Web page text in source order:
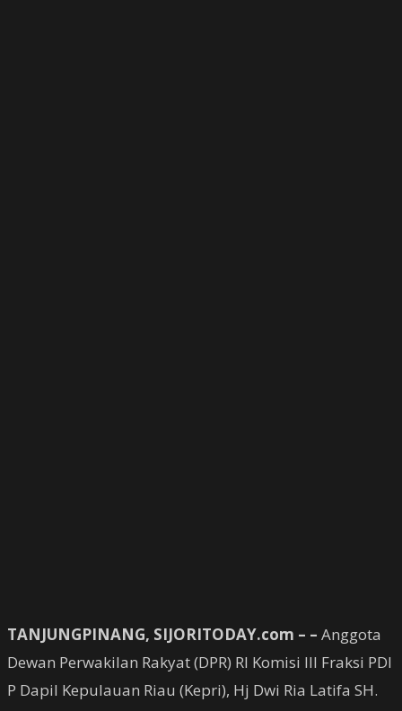
TANJUNGPINANG, SIJORITODAY.com – – Anggota
Dewan Perwakilan Rakyat (DPR) RI Komisi III Fraksi PDI
P Dapil Kepulauan Riau (Kepri), Hj Dwi Ria Latifa SH.